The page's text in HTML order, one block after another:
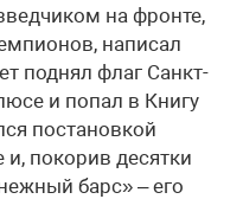
на фронте,
написал
поднял флаг Санкт-
и попал в Книгу
постановкой
покорив десятки
барс» – его